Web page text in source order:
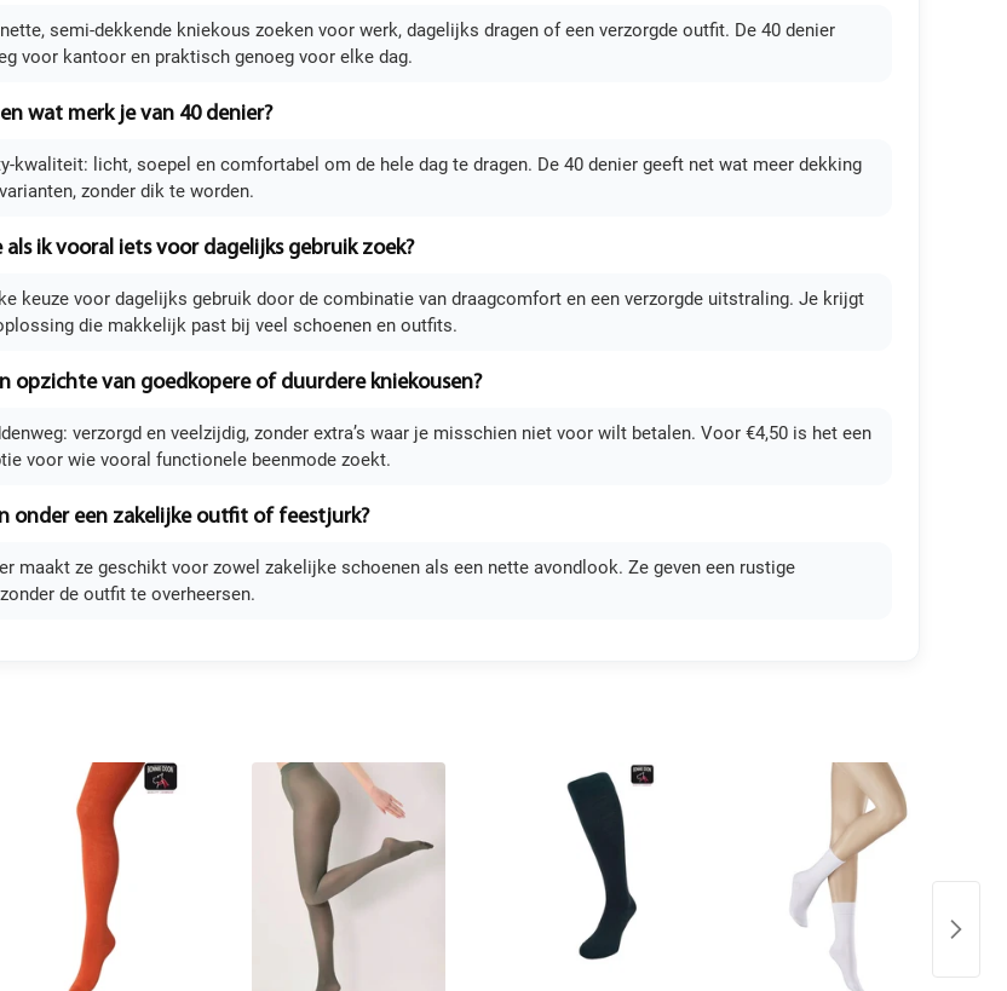
semi-dekkende kniekous zoeken voor werk, dagelijks dragen of een verzorgde outfit. De 40 denier
voor kantoor en praktisch genoeg voor elke dag.
wat merk je van 40 denier?
kwaliteit: licht, soepel en comfortabel om de hele dag te dragen. De 40 denier geeft net wat meer dekking
zonder dik te worden.
ik vooral iets voor dagelijks gebruik zoek?
keuze voor dagelijks gebruik door de combinatie van draagcomfort en een verzorgde uitstraling. Je krijgt
die makkelijk past bij veel schoenen en outfits.
opzichte van goedkopere of duurdere kniekousen?
verzorgd en veelzijdig, zonder extra’s waar je misschien niet voor wilt betalen. Voor €4,50 is het een
voor wie vooral functionele beenmode zoekt.
onder een zakelijke outfit of feestjurk?
maakt ze geschikt voor zowel zakelijke schoenen als een nette avondlook. Ze geven een rustige
de outfit te overheersen.